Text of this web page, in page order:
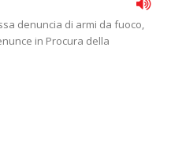
denuncia di armi da fuoco,
in Procura della